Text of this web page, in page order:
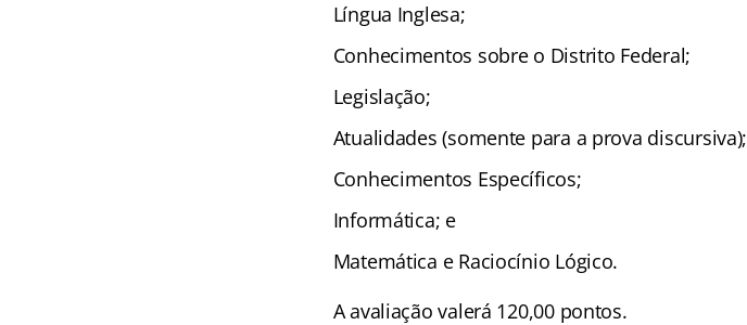
Língua Inglesa;
Conhecimentos sobre o Distrito Federal;
Legislação;
Atualidades (somente para a prova discursiva);
Conhecimentos Específicos;
Informática; e
Matemática e Raciocínio Lógico.
A avaliação valerá 120,00 pontos.